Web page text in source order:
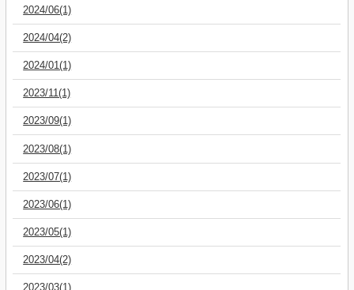
2024/06(1)
2024/04(2)
2024/01(1)
2023/11(1)
2023/09(1)
2023/08(1)
2023/07(1)
2023/06(1)
2023/05(1)
2023/04(2)
2023/03(1)